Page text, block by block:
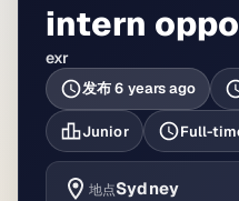
intern
exr
发布6 years ago
Junior Full-
地点Sydney